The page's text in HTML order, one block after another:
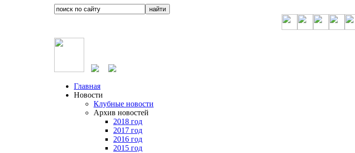
Главная
Новости
Клубные новости
Архив новостей
2018 год
2017 год
2016 год
2015 год